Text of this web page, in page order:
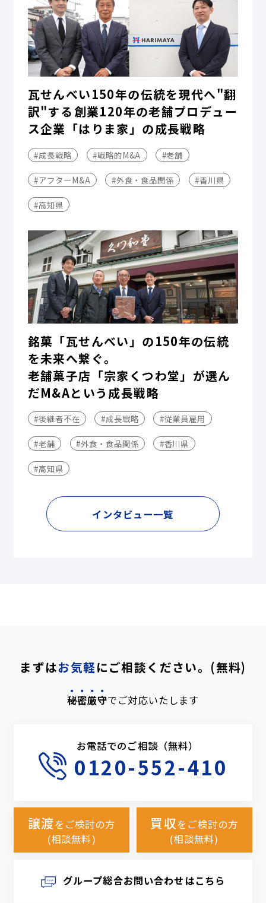
瓦せんべい150年の伝統を現代へ"翻
訳"する――創業120年の老舗プロデュー
ス企業「はりま家」の成長戦略
#成長戦略 #戦略的M&A #老舗
#アフターM&A #外食・食品関係 #香川県
#高知県
銘菓「瓦せんべい」の150年の伝統
を未来へ繋ぐ。
老舗菓子店「宗家くつわ堂」が選ん
だM&Aという成長戦略
#後継者不在 #成長戦略 #従業員雇用
#老舗 #外食・食品関係 #香川県
#高知県
インタビュー一覧
まずはお気軽にご相談ください。(無料)
秘密厳守でご対応いたします
お電話でのご相談（無料）
0120-552-410
譲渡をご検討の方
(相談無料)
買収をご検討の方
(相談無料)
グループ総合お問い合わせはこちら